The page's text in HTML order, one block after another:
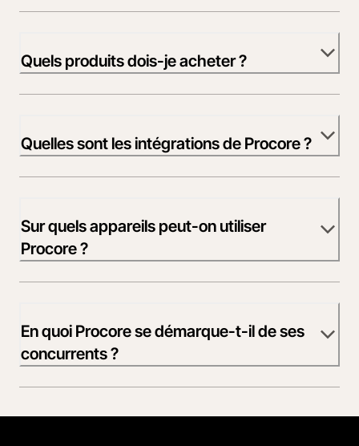
Quels produits dois-je acheter ?
Quelles sont les intégrations de Procore ?
Sur quels appareils peut-on utiliser
Procore ?
En quoi Procore se démarque-t-il de ses
concurrents ?